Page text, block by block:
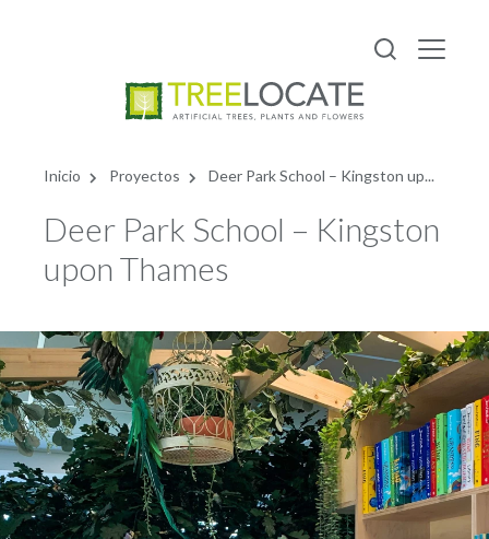
Inicio Proyectos Deer Park School – Kingston up...
Deer Park School – Kingston
upon Thames